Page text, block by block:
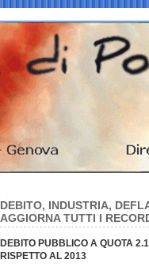
DEBITO, INDUSTRIA,
AGGIORNA TUTTI I
DEBITO PUBBLICO A QUOTA
RISPETTO AL 2013